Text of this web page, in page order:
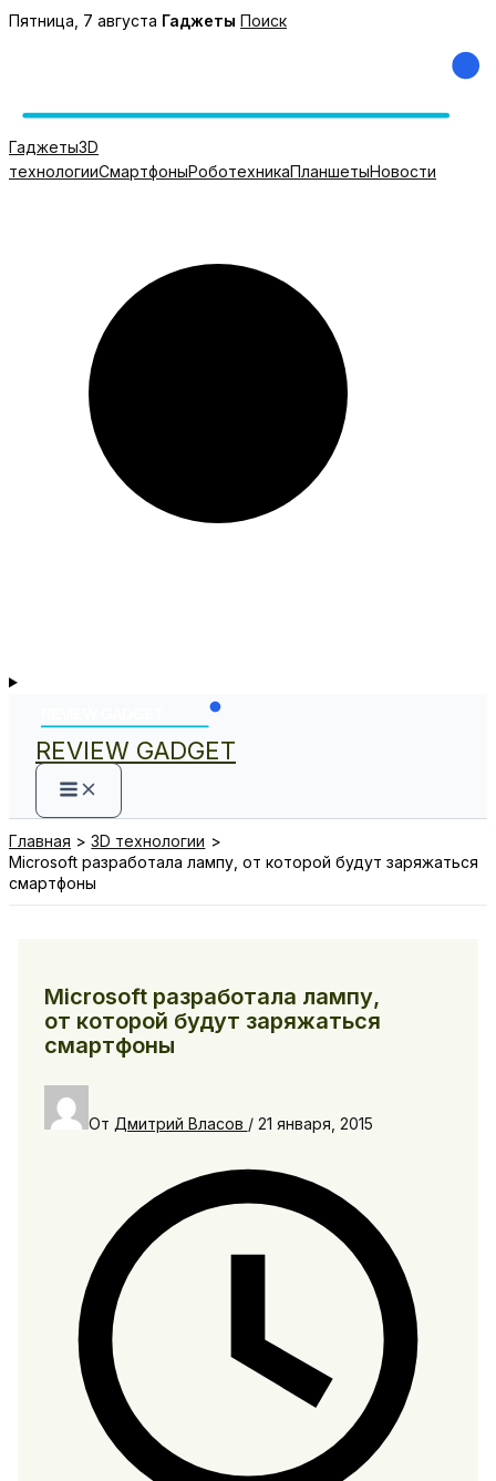
Перейти
Пятница, 7 августа Гаджеты Поиск
Гаджеты3D
технологииСмартфоныРоботехникаПланшетыНовости
REVIEW GADGET
Главная
3D технологии
Microsoft разработала лампу, от которой будут заряжаться
смартфоны
Microsoft разработала лампу,
от которой будут заряжаться
смартфоны
От Дмитрий Власов / 21 января, 2015